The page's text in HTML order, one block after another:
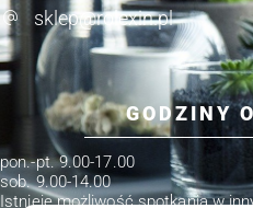
sklep@rolexin.pl
GODZINY
pon.-pt. 9.00-17.00
sob. 9.00-14.00
Istnieje możliwość spotkania w